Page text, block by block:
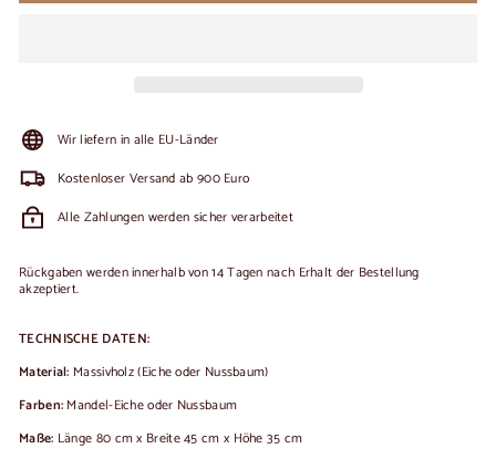
Wir liefern in alle EU-Länder
Kostenloser Versand ab 900 Euro
Alle Zahlungen werden sicher verarbeitet
Rückgaben werden innerhalb von 14 Tagen nach Erhalt der Bestellung
akzeptiert.
TECHNISCHE DATEN:
Material: Massivholz (Eiche oder Nussbaum)
Farben: Mandel-Eiche oder Nussbaum
Maße: Länge 80 cm x Breite 45 cm x Höhe 35 cm